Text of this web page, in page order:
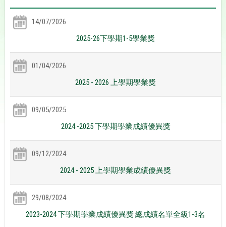
14/07/2026
2025-26下學期1-5學業獎
01/04/2026
2025 - 2026 上學期學業獎
09/05/2025
2024 -2025 下學期學業成績優異獎
09/12/2024
2024 - 2025 上學期學業成績優異獎
29/08/2024
2023-2024 下學期學業成績優異獎 總成績名單全級1-3名